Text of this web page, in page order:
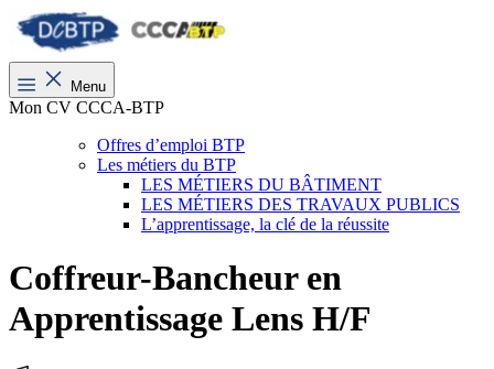
Menu
Mon CV CCCA-BTP
Offres d’emploi BTP
Les métiers du BTP
LES MÉTIERS DU BÂTIMENT
LES MÉTIERS DES TRAVAUX PUBLICS
L’apprentissage, la clé de la réussite
Coffreur-Bancheur en
Apprentissage Lens H/F